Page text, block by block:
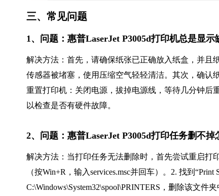
三、常见问题
1、问题：惠普LaserJet P3005d打印机总是显示
解决方法：首先，请确保纸张已正确放入纸盒，并且
传感器被堵塞，使用压缩空气轻轻清洁。其次，确认
重置打印机：关闭电源，拔掉电源线，等待几分钟后
以检查是否有硬件故障。
2、问题：惠普LaserJet P3005d打印任务删不掉
解决方法：当打印任务无法删除时，首先尝试重启打
（按Win+R，输入services.msc并回车）。2. 找到
C:\Windows\System32\spool\PRINTERS，删除该文件